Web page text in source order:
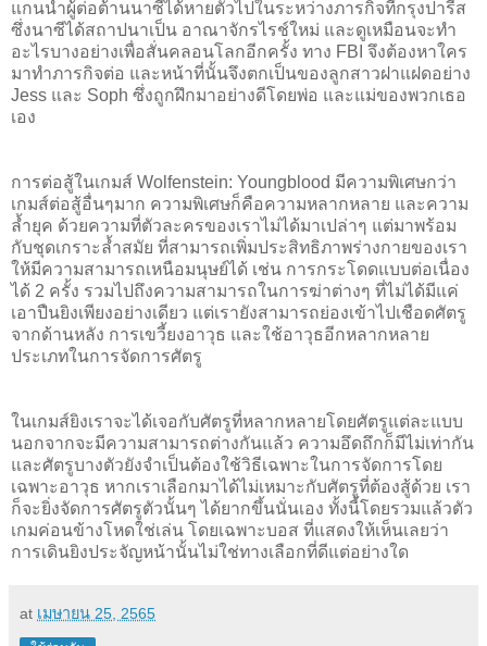
แกนนำผู้ต่อต้านนาซีได้หายตัวไปในระหว่างภารกิจที่กรุงปารีส
ซึ่งนาซีได้สถาปนาเป็น อาณาจักรไรช์ใหม่ และดูเหมือนจะทำ
อะไรบางอย่างเพื่อสั่นคลอนโลกอีกครั้ง ทาง FBI จึงต้องหาใคร
มาทำภารกิจต่อ และหน้าที่นั้นจึงตกเป็นของลูกสาวฝาแฝดอย่าง
Jess และ Soph ซึ่งถูกฝึกมาอย่างดีโดยพ่อ และแม่ของพวกเธอ
เอง
การต่อสู้ในเกมส์ Wolfenstein: Youngblood มีความพิเศษกว่า
เกมส์ต่อสู้อื่นๆมาก ความพิเศษก็คือความหลากหลาย และความ
ล้ำยุค ด้วยความที่ตัวละครของเราไม่ได้มาเปล่าๆ แต่มาพร้อม
กับชุดเกราะล้ำสมัย ที่สามารถเพิ่มประสิทธิภาพร่างกายของเรา
ให้มีความสามารถเหนือมนุษย์ได้ เช่น การกระโดดแบบต่อเนื่อง
ได้ 2 ครั้ง รวมไปถึงความสามารถในการฆ่าต่างๆ ที่ไม่ได้มีแค่
เอาปืนยิงเพียงอย่างเดียว แต่เรายังสามารถย่องเข้าไปเชือดศัตรู
จากด้านหลัง การเขวี้ยงอาวุธ และใช้อาวุธอีกหลากหลาย
ประเภทในการจัดการศัตรู
ในเกมส์ยิงเราจะได้เจอกับศัตรูที่หลากหลายโดยศัตรูแต่ละแบบ
นอกจากจะมีความสามารถต่างกันแล้ว ความอึดถึกก็มีไม่เท่ากัน
และศัตรูบางตัวยังจำเป็นต้องใช้วิธีเฉพาะในการจัดการโดย
เฉพาะอาวุธ หากเราเลือกมาได้ไม่เหมาะกับศัตรูที่ต้องสู้ด้วย เรา
ก็จะยิ่งจัดการศัตรูตัวนั้นๆ ได้ยากขึ้นนั่นเอง ทั้งนี้โดยรวมแล้วตัว
เกมค่อนข้างโหดใช่เล่น โดยเฉพาะบอส ที่แสดงให้เห็นเลยว่า
การเดินยิงประจัญหน้านั้นไม่ใช่ทางเลือกที่ดีแต่อย่างใด
at เมษายน 25, 2565